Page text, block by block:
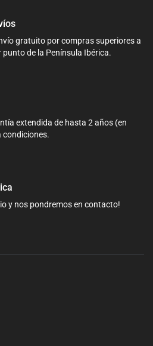
gratuito por compras superiores a
de la Península Ibérica.
extendida de hasta 2 años (en
condiciones.
y nos pondremos en contacto!